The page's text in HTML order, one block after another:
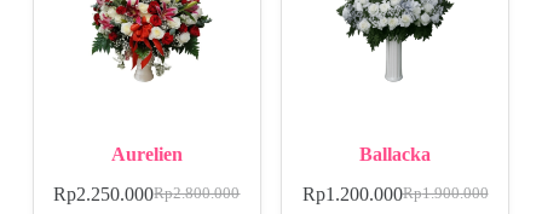
Aurelien
Rp2.800.000
Rp2.250.000
Ballacka
Rp1.900.000
Rp1.200.000